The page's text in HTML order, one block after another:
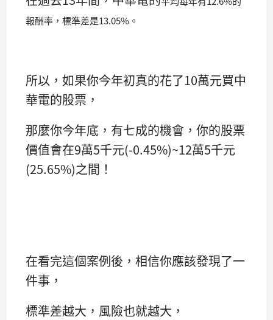
報酬率，標準差是13.05%。
所以，如果你今年初真的花了10萬元買中
華電的股票，
那麼你今年底，有七成的機會，你的股票
價值會在9萬5千元(-0.45%)~12萬5千元
(25.65%)之間！
在看完這個案例後，相信你應該發現了一
件事，
標準差越大，風險也就越大，